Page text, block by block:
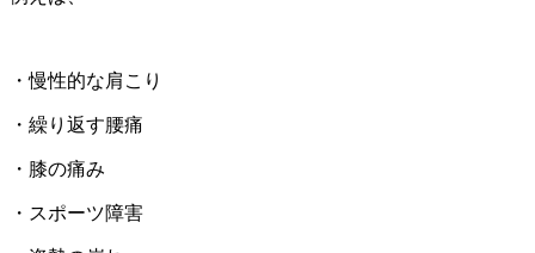
・慢性的な肩こり
・繰り返す腰痛
・膝の痛み
・スポーツ障害